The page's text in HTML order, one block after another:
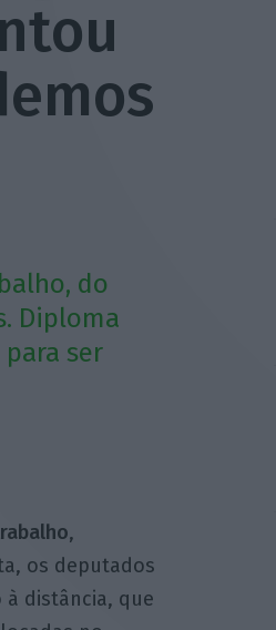
do
Diploma
ser
,
os deputados
à distância, que